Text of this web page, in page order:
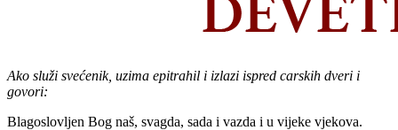
Ako služi svećenik, uzima epitrahil i izlazi ispred carskih dveri i
govori:
Blagoslovljen Bog naš, svagda, sada i vazda i u vijeke vjekova.